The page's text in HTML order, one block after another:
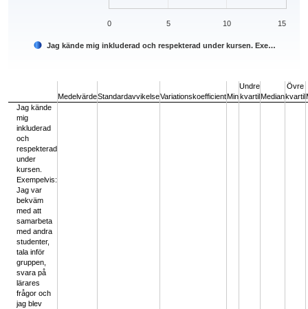
Jag kände mig inkluderad och respekterad under kursen. Exe…
0 10
5 15
MedelvärdeStandardavvikelseVariationskoefficientMin
Undre
kvartil Median
Övre
kvartil
Jag kände
mig
inkluderad
och
respekterad
under
kursen.
Exempelvis:
Jag var
bekväm
med att
samarbeta
med andra
studenter,
tala inför
gruppen,
svara på
lärares
frågor och
jag blev